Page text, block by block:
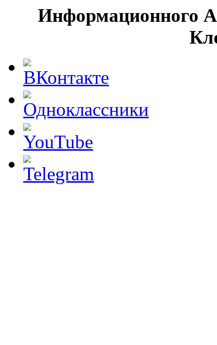
Информационного